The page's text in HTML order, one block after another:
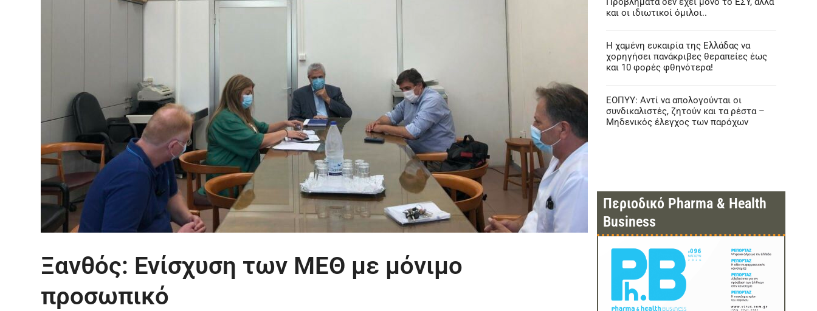
Ξανθός: Ενίσχυση των ΜΕΘ με μόνιμο
προσωπικό
και οι ιδιωτικοί όμιλοι..
Η χαμένη ευκαιρία της Ελλάδας να
χορηγήσει πανάκριβες θεραπείες έως
και 10 φορές φθηνότερα!
ΕΟΠΥΥ: Αντί να απολογούνται οι
συνδικαλιστές, ζητούν και τα ρέστα –
Μηδενικός έλεγχος των παρόχων
Περιοδικό Pharma & Health
Business